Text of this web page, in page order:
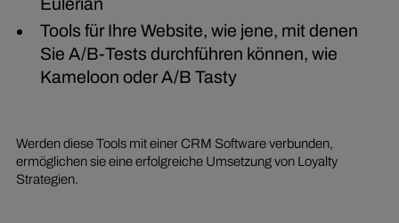
Tools für Ihre Website, wie jene, mit denen
Sie A/B-Tests durchführen können, wie
Kameloon oder A/B Tasty
Werden diese Tools mit einer CRM Software verbunden,
ermöglichen sie eine erfolgreiche Umsetzung von Loyalty
Strategien.